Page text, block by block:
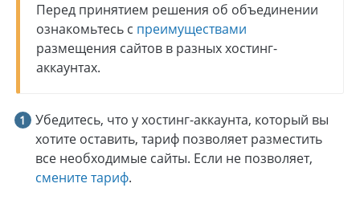
Перед принятием решения об объединении
ознакомьтесь с преимуществами
размещения сайтов в разных хостинг-
аккаунтах.
Убедитесь, что у хостинг-аккаунта, который вы
хотите оставить, тариф позволяет разместить
все необходимые сайты. Если не позволяет,
смените тариф.